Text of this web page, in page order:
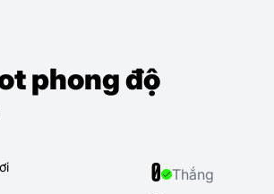
phong độ
0 Thắng